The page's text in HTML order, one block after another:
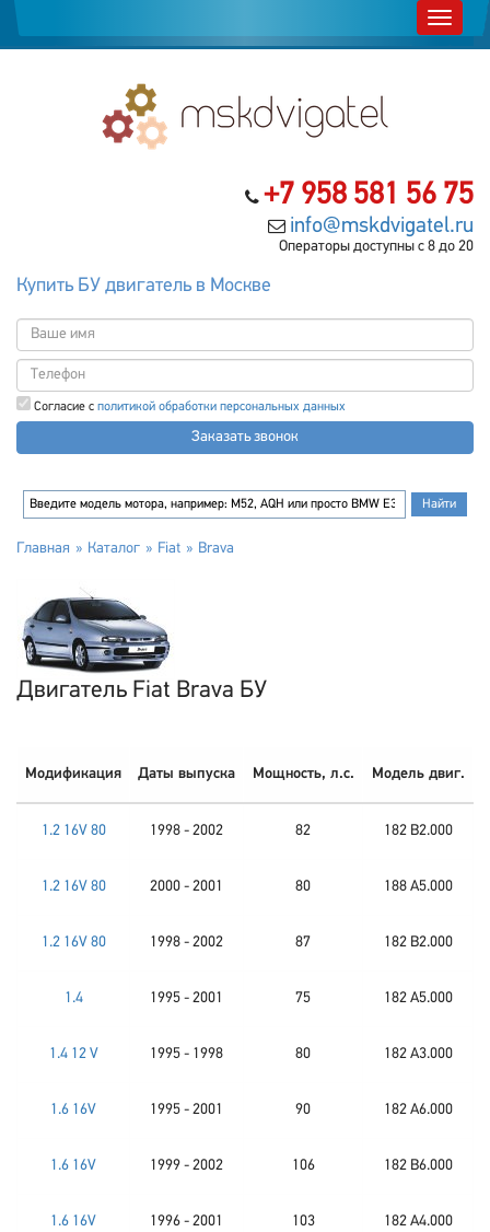
+7 958 581 56 75
info@mskdvigatel.ru
Операторы доступны с 8 до 20
Купить БУ двигатель в Москве
Согласие с политикой обработки персональных данных
Заказать звонок
Главная Каталог Fiat Brava
Двигатель Fiat Brava БУ
Модификация Даты выпуска Мощность, л.с. Модель двиг.
1.2 16V 80 1998 - 2002 82 182 B2.000
1.2 16V 80 2000 - 2001 80 188 A5.000
1.2 16V 80 1998 - 2002 87 182 B2.000
1.4 1995 - 2001 75 182 A5.000
1.4 12 V 1995 - 1998 80 182 A3.000
1.6 16V 1995 - 2001 90 182 A6.000
1.6 16V 1999 - 2002 106 182 B6.000
1.6 16V 1996 - 2001 103 182 A4.000